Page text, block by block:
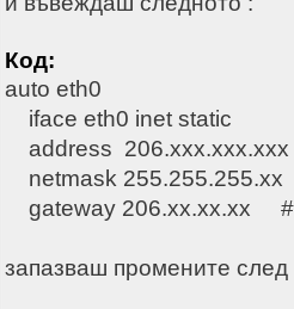
Код:
auto eth0
iface eth0 inet static
address 206.xxx.xxx.xxx
netmask 255.255.255.xx
gateway 206.xx.xx.xx #
запазваш промените след